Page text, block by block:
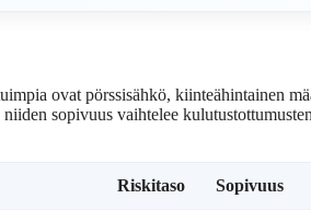
ovat pörssisähkö, kiinteähintainen
sopivuus vaihtelee
Riskitaso Sopivuus